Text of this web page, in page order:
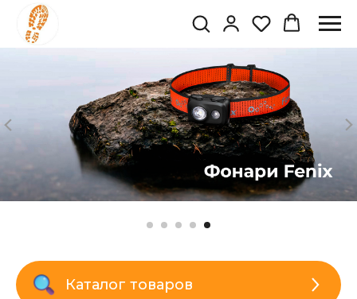
Каталог товаров